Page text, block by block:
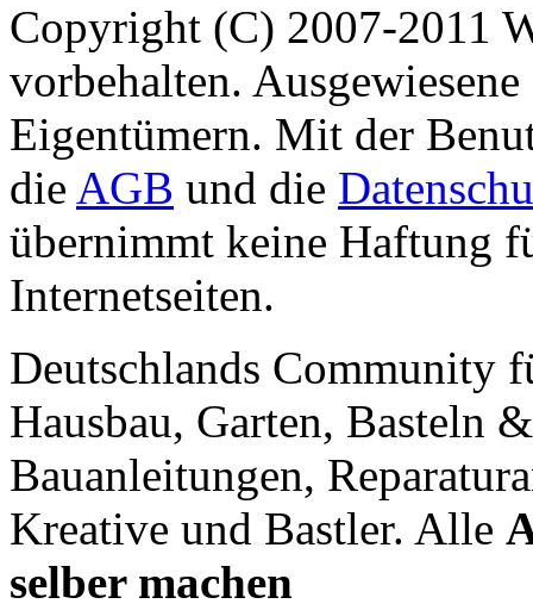
Copyright (C) 2007-2011
vorbehalten.
Eigentümern. Mit der
die AGB und die
übernimmt keine Haftung
Internetseiten.
Deutschlands Community
Hausbau, Garten, Basteln
Bauanleitungen,
Kreative und Bastler. Alle
selber machen